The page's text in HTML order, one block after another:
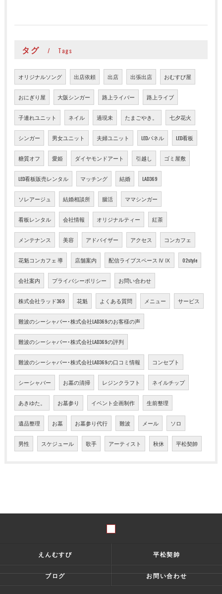
タグ Tags
オリジナルソング 出店依頼 出店 出張出店 おむすび屋
おにぎり屋 大阪シンガー 路上ライバー 路上ライブ
子連れユニット ネイル 過現未 たまごやき。 七夕花火
シンガー 男女ユニット 夫婦ユニット LEDパネル LED看板
糖質オフ 愛姫 ダイヤモンドアート 引越し ゴミ屋敷
LED看板販売レンタル マッチング 結婚 LAD369
ソレアージュ 結婚相談所 腸活 ママシンガー
看板レンタル 会社情報 オリジナルティー 紅茶
メンテナンス 美容 アドバイザー アクセス コンカフェ
花魁コンカフェ 導 店舗案内 配信ライブスペース Ⅳ Ⅸ 02style
会社案内 プライバシーポリシー お問い合わせ
株式会社ラッド369 花魁 よくある質問 メニュー サービス
難波のシーシャバー･株式会社LAD369のお客様の声
難波のシーシャバー･株式会社LAD369の評判
難波のシーシャバー･株式会社LAD369の口コミ情報 コンセプト
シーシャバー お墓の清掃 レジンクラフト ネイルチップ
あきゆた。 お墓参り イベント企画制作 生前整理
遺品整理 お墓 お墓参り代行 難波 メール ソロ
男性 スケジュール 歌手 アーティスト 秋休 平松契帥
えんむすび 平松契帥
ブログ お問い合わせ